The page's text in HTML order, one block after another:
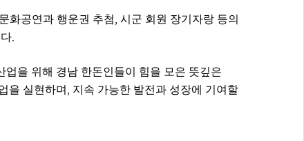
화공연과 행운권 추첨, 시군 회원 장기자랑 등의
.
을 위해 경남 한돈인들이 힘을 모은 뜻깊은
을 실현하며 , 지속 가능한 발전과 성장에 기여할